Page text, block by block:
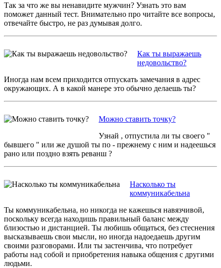
Так за что же вы ненавидите мужчин? Узнать это вам
поможет данный тест. Внимательно про читайте все вопросы,
отвечайте быстро, не раз думывая долго.
Как ты выражаешь
недовольство?
Иногда нам всем приходится отпускать замечания в адрес
окружающих. А в какой манере это обычно делаешь ты?
Можно ставить точку?
Узнай , отпустила ли ты своего "
бывшего " или же душой ты по - прежнему с ним и надеешься
рано или поздно взять реванш ?
Насколько ты
коммуникабельна
Ты коммуникабельна, но никогда не кажешься навязчивой,
поскольку всегда находишь правильный баланс между
близостью и дистанцией. Ты любишь общаться, без стеснения
высказываешь свои мысли, но иногда надоедаешь другим
своими разговорами. Или ты застенчива, что потребует
работы над собой и приобретения навыка общения с другими
людьми.